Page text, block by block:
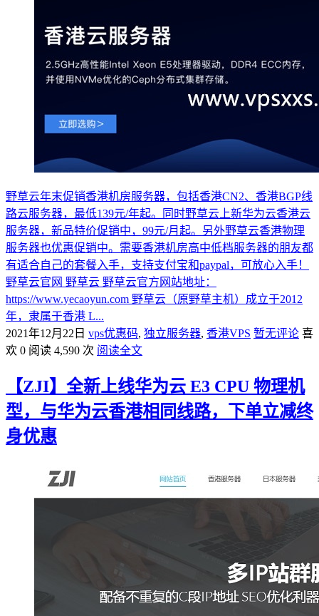
野草云年末促销香港机房服务器，包括香港CN2、香港BGP线
路云服务器，最低139元/年起。同时野草云上新华为云香港云
服务器，新品特价促销中，99元/月起。另外野草云香港物理
服务器也优惠促销中。需要香港机房高中低档服务器的朋友都
有适合自己的套餐入手，支持支付宝和paypal，可放心入手！
野草云官网 野草云 野草云官方网站地址：
https://www.yecaoyun.com 野草云（原野草主机）成立于2012
年，隶属于香港 L...
2021年12月22日 vps优惠码, 独立服务器, 香港VPS 暂无评论 喜
欢 0 阅读 4,590 次 阅读全文
【ZJI】全新上线华为云 E3 CPU 物理机
型，与华为云香港相同线路，下单立减终
身优惠